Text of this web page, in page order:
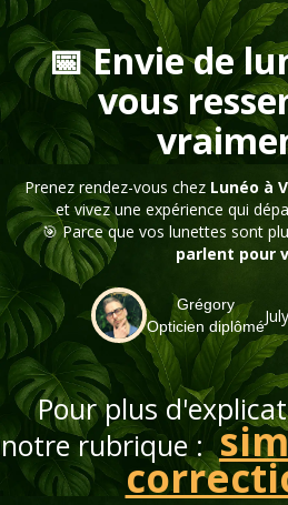
📅 Envie de
vous
Prenez rendez-vous chez Lunéo à
et vivez une expérience qui
🎯 Parce que vos lunettes sont
parlent pour
Grégory
Opticien diplômé
Pour plus
notre rubrique :